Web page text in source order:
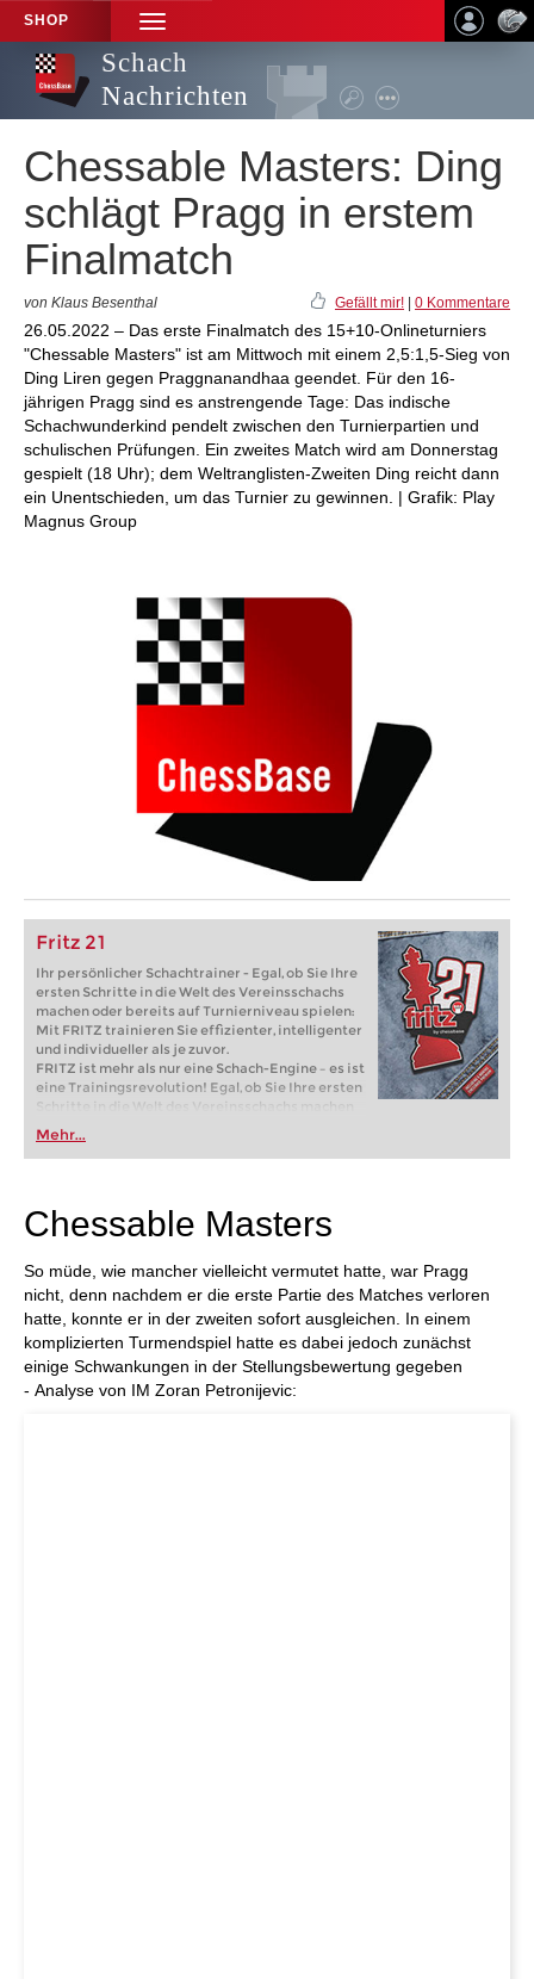
SHOP
TOGGLE
NAVIGATION
Schach
Nachrichten
Chessable Masters: Ding
schlägt Pragg in erstem
Finalmatch
von Klaus Besenthal Gefällt mir! 0 Kommentare
26.05.2022 – Das erste Finalmatch des 15+10-Onlineturniers
"Chessable Masters" ist am Mittwoch mit einem 2,5:1,5-Sieg von
Ding Liren gegen Praggnanandhaa geendet. Für den 16-
jährigen Pragg sind es anstrengende Tage: Das indische
Schachwunderkind pendelt zwischen den Turnierpartien und
schulischen Prüfungen. Ein zweites Match wird am Donnerstag
gespielt (18 Uhr); dem Weltranglisten-Zweiten Ding reicht dann
ein Unentschieden, um das Turnier zu gewinnen. | Grafik: Play
Magnus Group
Fritz 21
Ihr persönlicher Schachtrainer - Egal, ob Sie Ihre
ersten Schritte in die Welt des Vereinsschachs
machen oder bereits auf Turnierniveau spielen:
Mit FRITZ trainieren Sie effizienter, intelligenter
und individueller als je zuvor.
FRITZ ist mehr als nur eine Schach-Engine – es ist
eine Trainingsrevolution! Egal, ob Sie Ihre ersten
Schritte in die Welt des Vereinsschachs machen
oder bereits auf Turnierniveau spielen: Mit
FRITZ trainieren Sie effizienter, intelligenter und
individueller als je zuvor.
Mehr...
Chessable Masters
So müde, wie mancher vielleicht vermutet hatte, war Pragg
nicht, denn nachdem er die erste Partie des Matches verloren
hatte, konnte er in der zweiten sofort ausgleichen. In einem
komplizierten Turmendspiel hatte es dabei jedoch zunächst
einige Schwankungen in der Stellungsbewertung gegeben
- Analyse von IM Zoran Petronijevic: